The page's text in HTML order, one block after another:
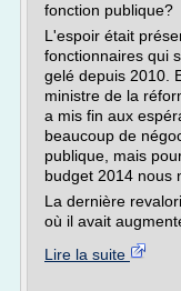
fonction publique?
L'espoir était
fonctionnaires qui
gelé depuis 2010.
ministre de la
a mis fin aux
beaucoup de
publique, mais
budget 2014 nous
La dernière
où il avait
Lire la suite